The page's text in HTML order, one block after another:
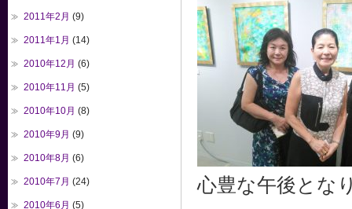
心豊な午後とな
2011年2月 (9)
2011年1月 (14)
2010年12月 (6)
2010年11月 (5)
2010年10月 (8)
2010年9月 (9)
2010年8月 (6)
2010年7月 (24)
2010年6月 (5)